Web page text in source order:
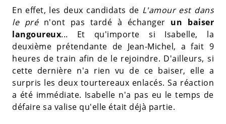
En effet, les deux candidats de L'amour est dans
le prén'ont pas tardé à échanger un baiser
langoureux... Et qu'importe si Isabelle, la
deuxième prétendante de Jean-Michel, a fait 9
heures de train afin de le rejoindre. D'ailleurs, si
cette dernière n'a rien vu de ce baiser, elle a
surpris les deux tourtereaux enlacés. Sa réaction
a été immédiate. Isabelle n'a pas eu le temps de
défaire sa valise qu'elle était déjà partie.